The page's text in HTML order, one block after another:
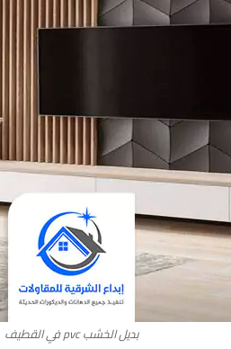
بديل الخشب pvc في القطيف